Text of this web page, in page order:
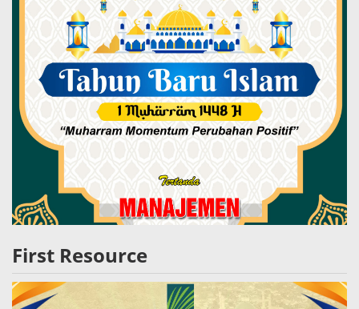
First Resource